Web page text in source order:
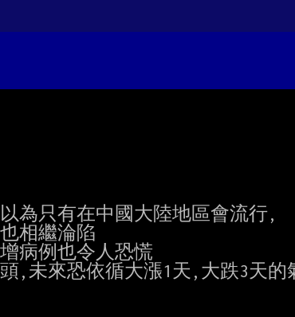
為只有在中國大陸地區會流行,
,未來恐依循大漲1天,大跌3天的